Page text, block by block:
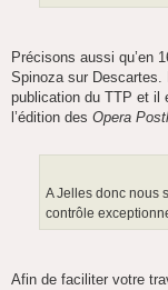
Précisons aussi qu’en
Spinoza sur Descartes.
publication du TTP et il
l’édition des Opera
A Jelles donc nous
contrôle
Afin de faciliter votre